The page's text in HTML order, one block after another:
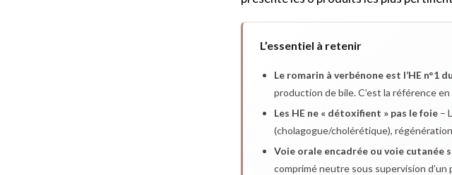
L’essentiel à retenir
Le romarin à verbénone est l’HE n°1
production de bile. C’est la référence
Les HE ne « détoxifient » pas le foie –
(cholagogue/cholérétique),
Voie orale encadrée ou voie cutanée
comprimé neutre sous supervision d’un